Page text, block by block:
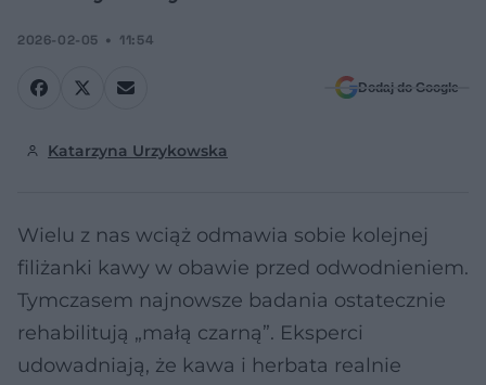
2026-02-05 11:54
Dodaj do Google
Katarzyna Urzykowska
Wielu z nas wciąż odmawia sobie kolejnej
filiżanki kawy w obawie przed odwodnieniem.
Tymczasem najnowsze badania ostatecznie
rehabilitują „małą czarną”. Eksperci
udowadniają, że kawa i herbata realnie